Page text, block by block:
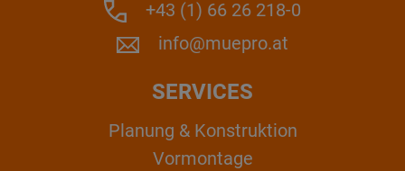
+43 (1) 66 26 218-0
info@muepro.at
SERVICES
Planung & Konstruktion
Vormontage